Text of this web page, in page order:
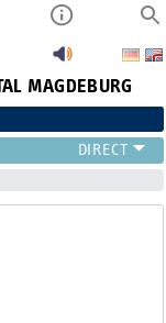
MAGDEBURG